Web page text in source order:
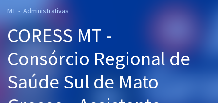
Cursos 20% OFF
Pós
Graduação
OAB
MT - Administrativas
CORESS MT -
Consórcio Regional de
Saúde Sul de Mato